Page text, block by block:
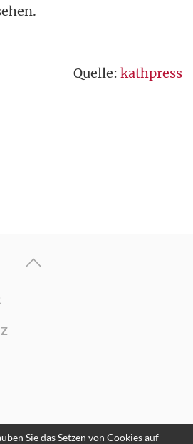
Quelle: kathpress
Sie das Setzen von Cookies auf